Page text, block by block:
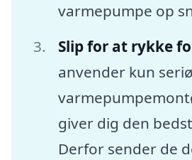
varmepumpe op
Slip for at rykke
anvender kun
giver dig den
Derfor sender de